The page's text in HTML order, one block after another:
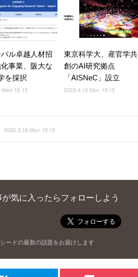
ル卓越人材招
事業、阪大な
を採択
18:15
東京科学大、産官学共
創のAI研究拠点
「AISNeC」設立
2026.4.13 Mon 19:15
2026.3.16 Mon 15:15
が気に入ったらフォローしよう
シードの最新の話題をお届けします